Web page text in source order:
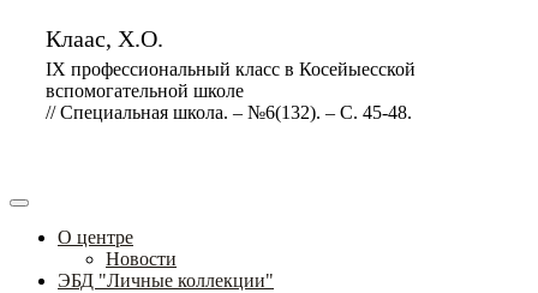
Клаас, Х.О.
IX профессиональный класс в Косейыесской
вспомогательной школе
// Специальная школа. – №6(132). – С. 45-48.
О центре
Новости
ЭБД "Личные коллекции"